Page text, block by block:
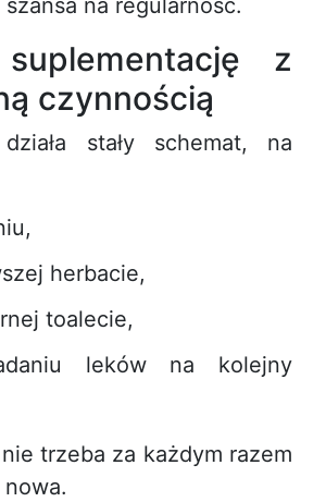
na regularność.
suplementację z
czynnością
stały schemat, na
herbacie,
toalecie,
leków na kolejny
trzeba za każdym razem